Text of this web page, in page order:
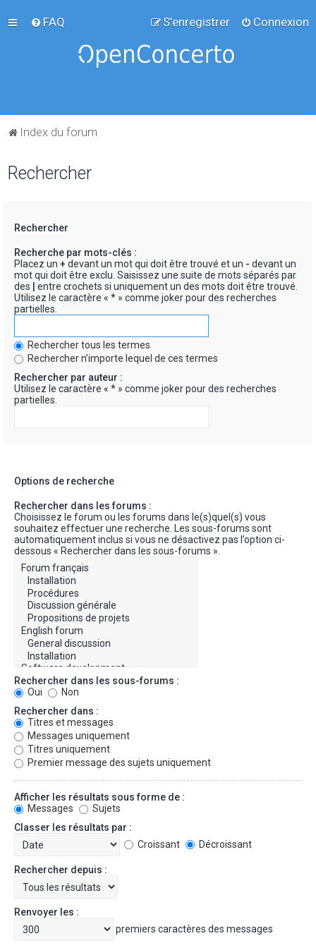
FAQ Connexion
S’enregistrer
Index du forum
Rechercher
Rechercher
Recherche par mots-clés :
Placez un + devant un mot qui doit être trouvé et un - devant un
mot qui doit être exclu. Saisissez une suite de mots séparés par
des
entre crochets si uniquement un des mots doit être trouvé.
Utilisez le caractère « * » comme joker pour des recherches
partielles.
Rechercher tous les termes
Rechercher n’importe lequel de ces termes
Rechercher par auteur :
Utilisez le caractère « * » comme joker pour des recherches
partielles.
Options de recherche
Rechercher dans les forums :
Choisissez le forum ou les forums dans le(s)quel(s) vous
souhaitez effectuer une recherche. Les sous-forums sont
automatiquement inclus si vous ne désactivez pas l’option ci-
dessous « Rechercher dans les sous-forums ».
Rechercher dans les sous-forums :
Oui
Non
Rechercher dans :
Titres et messages
Messages uniquement
Titres uniquement
Premier message des sujets uniquement
Afficher les résultats sous forme de :
Messages
Sujets
Classer les résultats par :
Croissant
Décroissant
Rechercher depuis :
Renvoyer les :
premiers caractères des messages